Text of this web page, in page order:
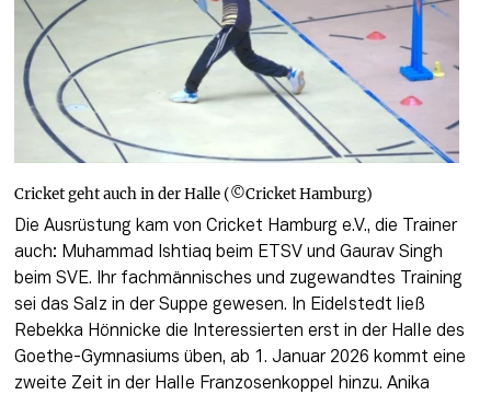
Cricket geht auch in der Halle (©Cricket Hamburg)
Die Ausrüstung kam von Cricket Hamburg e.V., die Trainer
auch: Muhammad Ishtiaq beim ETSV und Gaurav Singh
beim SVE. Ihr fachmännisches und zugewandtes Training
sei das Salz in der Suppe gewesen. In Eidelstedt ließ
Rebekka Hönnicke die Interessierten erst in der Halle des
Goethe-Gymnasiums üben, ab 1. Januar 2026 kommt eine
zweite Zeit in der Halle Franzosenkoppel hinzu. Anika